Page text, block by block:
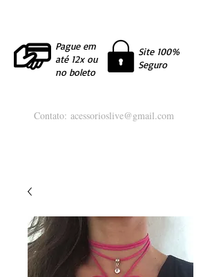
Pague em
até 12x ou
no boleto
Site 100%
Seguro
Contato: acessorioslive@gmail.com